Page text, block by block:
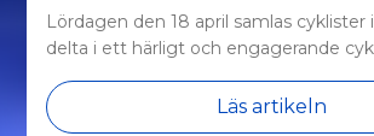
Lördagen den 18 april samlas
delta i ett härligt och engagerande
Läs artikeln